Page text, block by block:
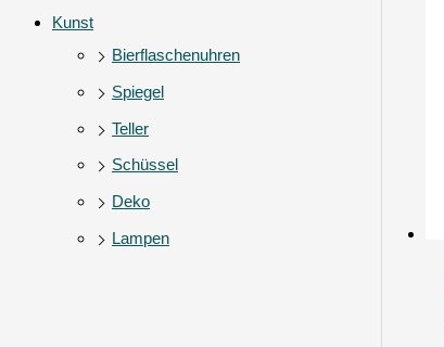
Kunst
Bierflaschenuhren
Spiegel
Teller
Schüssel
Deko
Lampen